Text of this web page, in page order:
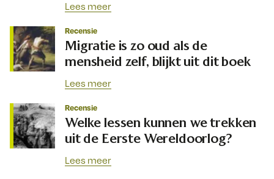
Lees meer
Recensie
Migratie is zo oud als de
mensheid zelf, blijkt uit dit boek
Lees meer
Recensie
Welke lessen kunnen we trekken
uit de Eerste Wereldoorlog?
Lees meer